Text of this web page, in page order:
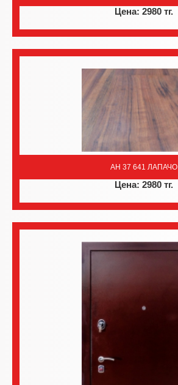
Цена: 2980 тг.
AH 37 641 ЛАПАЧО
Цена: 2980 тг.